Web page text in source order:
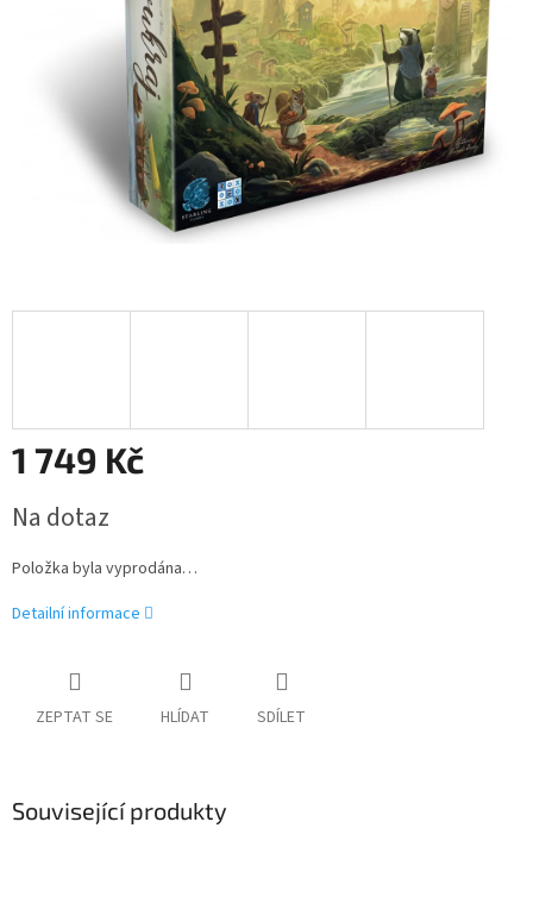
1 749 Kč
cena:
Na dotaz
Položka byla vyprodána…
Detailní informace
ZEPTAT SE HLÍDAT SDÍLET
Související produkty